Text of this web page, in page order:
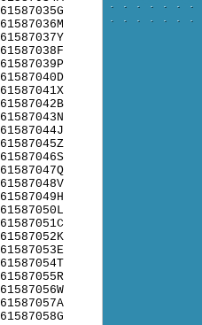
61587035G
61587036M
61587037Y
61587038F
61587039P
61587040D
61587041X
61587042B
61587043N
61587044J
61587045Z
61587046S
61587047Q
61587048V
61587049H
61587050L
61587051C
61587052K
61587053E
61587054T
61587055R
61587056W
61587057A
61587058G